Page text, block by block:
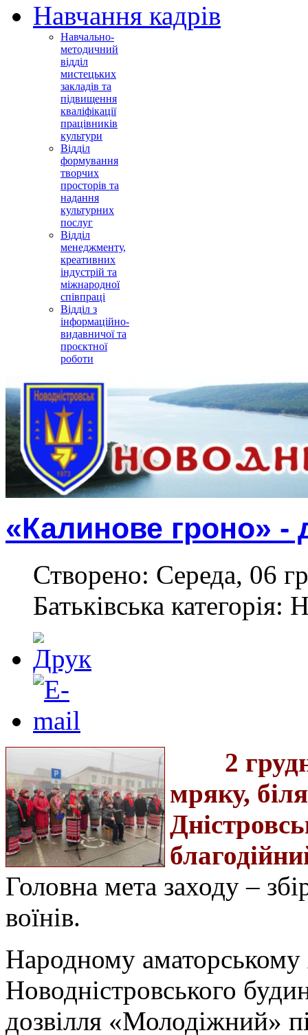
Навчання кадрів
Навчально-
методичний
відділ
мистецьких
закладів та
підвищення
кваліфікації
працівників
культури
Відділ
формування
творчих
просторів та
надання
культурних
послуг
Відділ
менеджменту,
креативних
індустрій та
міжнародної
співпраці
Відділ з
інформаційно-
видавничої та
проєктної
роботи
«Калинове гроно» -
Створено: Середа, 06
Батьківська категорія:
2
мряку,
Головна мета заходу –
воїнів.
Народному
Новодністровського
дозвілля «Молодіжний»